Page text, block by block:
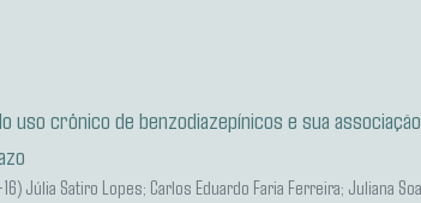
uso crônico de benzodiazepínicos e sua
) Júlia Satiro Lopes; Carlos Eduardo Faria Ferreira; Juliana